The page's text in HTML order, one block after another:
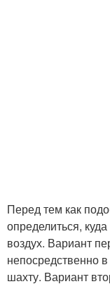
Перед тем как
определиться,
воздух. Вариант
непосредственно
шахту. Вариант